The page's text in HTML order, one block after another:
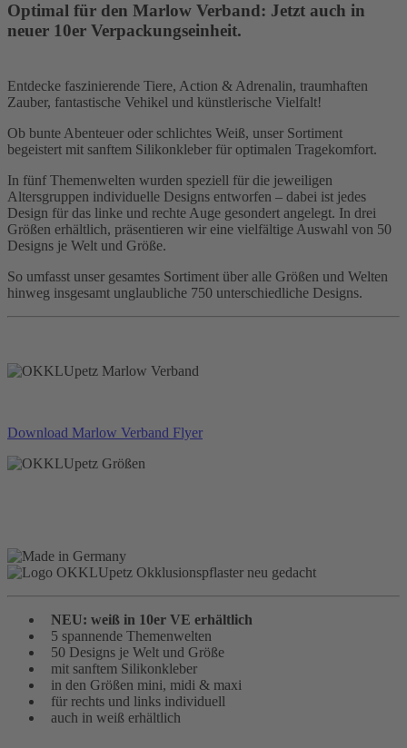
Optimal für den Marlow Verband: Jetzt auch in
neuer 10er Verpackungseinheit.
Entdecke faszinierende Tiere, Action & Adrenalin, traumhaften
Zauber, fantastische Vehikel und künstlerische Vielfalt!
Ob bunte Abenteuer oder schlichtes Weiß, unser Sortiment
begeistert mit sanftem Silikonkleber für optimalen Tragekomfort.
In fünf Themenwelten wurden speziell für die jeweiligen
Altersgruppen individuelle Designs entworfen – dabei ist jedes
Design für das linke und rechte Auge gesondert angelegt. In drei
Größen erhältlich, präsentieren wir eine vielfältige Auswahl von 50
Designs je Welt und Größe.
So umfasst unser gesamtes Sortiment über alle Größen und Welten
hinweg insgesamt unglaubliche 750 unterschiedliche Designs.
Download Marlow Verband Flyer
NEU: weiß in 10er VE erhältlich
5 spannende Themenwelten
50 Designs je Welt und Größe
mit sanftem Silikonkleber
in den Größen mini, midi & maxi
für rechts und links individuell
auch in weiß erhältlich